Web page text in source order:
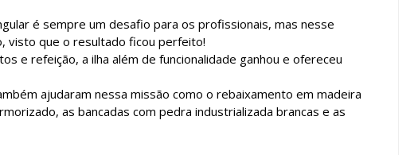
é sempre um desafio para os profissionais, mas nesse
visto que o resultado ficou perfeito!
e refeição, a ilha além de funcionalidade ganhou e ofereceu
ajudaram nessa missão como o rebaixamento em madeira
as bancadas com pedra industrializada brancas e as